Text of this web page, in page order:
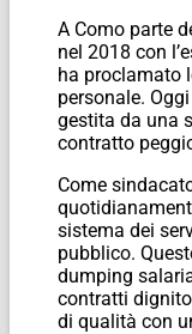
A Como parte
nel 2018 con
ha proclamato
personale.
gestita da una
contratto
Come
sistema dei
pubblico.
dumping
contratti
di qualità con